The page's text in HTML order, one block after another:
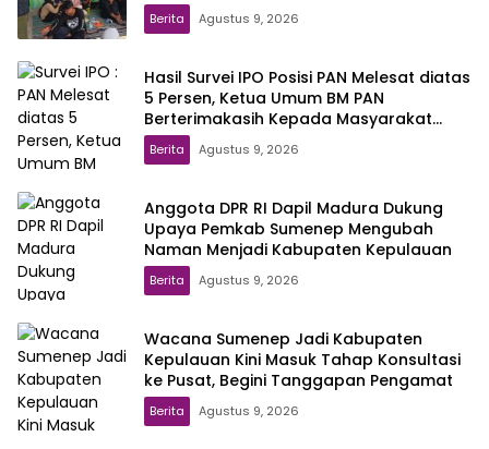
Berita Agustus 9, 2026
Hasil Survei IPO Posisi PAN Melesat diatas
5 Persen, Ketua Umum BM PAN
Berterimakasih Kepada Masyarakat
Indonesia
Berita Agustus 9, 2026
Anggota DPR RI Dapil Madura Dukung
Upaya Pemkab Sumenep Mengubah
Naman Menjadi Kabupaten Kepulauan
Berita Agustus 9, 2026
Wacana Sumenep Jadi Kabupaten
Kepulauan Kini Masuk Tahap Konsultasi
ke Pusat, Begini Tanggapan Pengamat
Berita Agustus 9, 2026